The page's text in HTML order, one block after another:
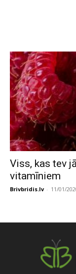
Viss, kas tev
vitamīniem
Brivbridis.lv - 11/01/